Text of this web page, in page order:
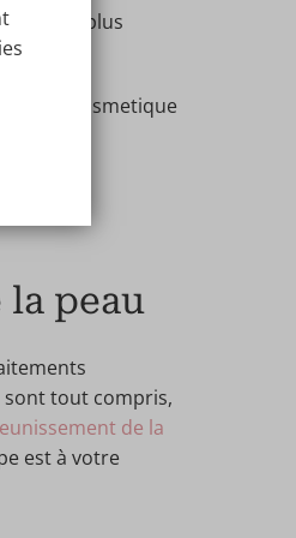
les plus
de Cosmetique
peau
tout compris,
de la
est à votre